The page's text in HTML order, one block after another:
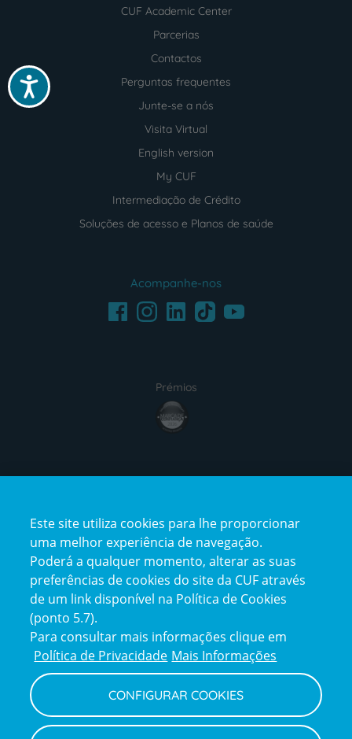
Acessibilidade
CUF Academic Center
Parcerias
Contactos
Perguntas frequentes
Junte-se a nós
Visita Virtual
English version
My CUF
Intermediação de Crédito
Soluções de acesso e Planos de saúde
Acompanhe-nos
FacebookInstagramLinkedInTikTokYoutube
Prémios
award4
certification2certification3
Reclamações
e
elogios
Política de Privacidade e Cookies
Este site utiliza cookies para lhe proporcionar
uma melhor experiência de navegação.
Poderá a qualquer momento, alterar as suas
preferências de cookies do site da CUF através
de um link disponível na Política de Cookies
(ponto 5.7).
Para consultar mais informações clique em
Política de Privacidade Mais Informações
CONFIGURAR COOKIES